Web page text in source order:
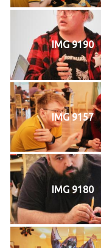
IMG 9190
IMG 9157
IMG 9180